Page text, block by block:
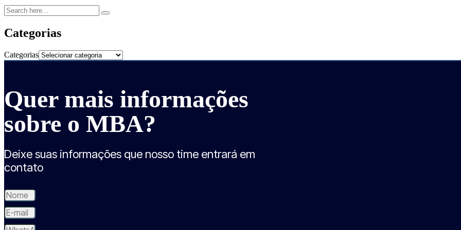
Categorias
Categorias
Quer mais informações
sobre o MBA?
Deixe suas informações que nosso time entrará em
contato